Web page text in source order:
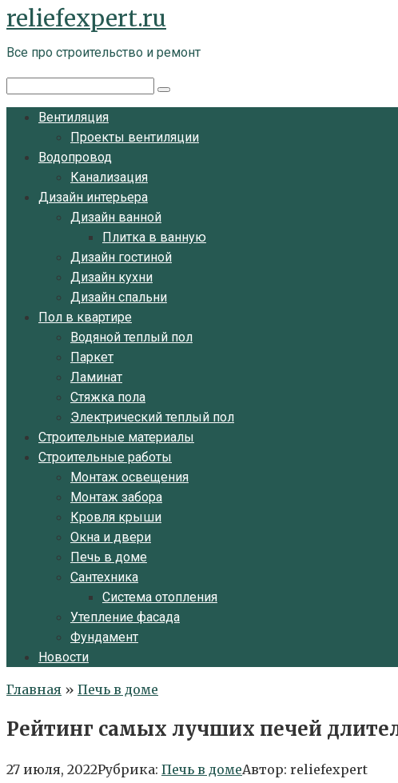
Перейти
к
контенту
reliefexpert.ru
Все про строительство и ремонт
Вентиляция
Проекты вентиляции
Водопровод
Канализация
Дизайн интерьера
Дизайн ванной
Плитка в ванную
Дизайн гостиной
Дизайн кухни
Дизайн спальни
Пол в квартире
Водяной теплый пол
Паркет
Ламинат
Стяжка пола
Электрический теплый пол
Строительные материалы
Строительные работы
Монтаж освещения
Монтаж забора
Кровля крыши
Окна и двери
Печь в доме
Сантехника
Система отопления
Утепление фасада
Фундамент
Новости
Главная » Печь в доме
Рейтинг самых лучших печей
27 июля, 2022Рубрика: Печь в домеАвтор: reliefexpert